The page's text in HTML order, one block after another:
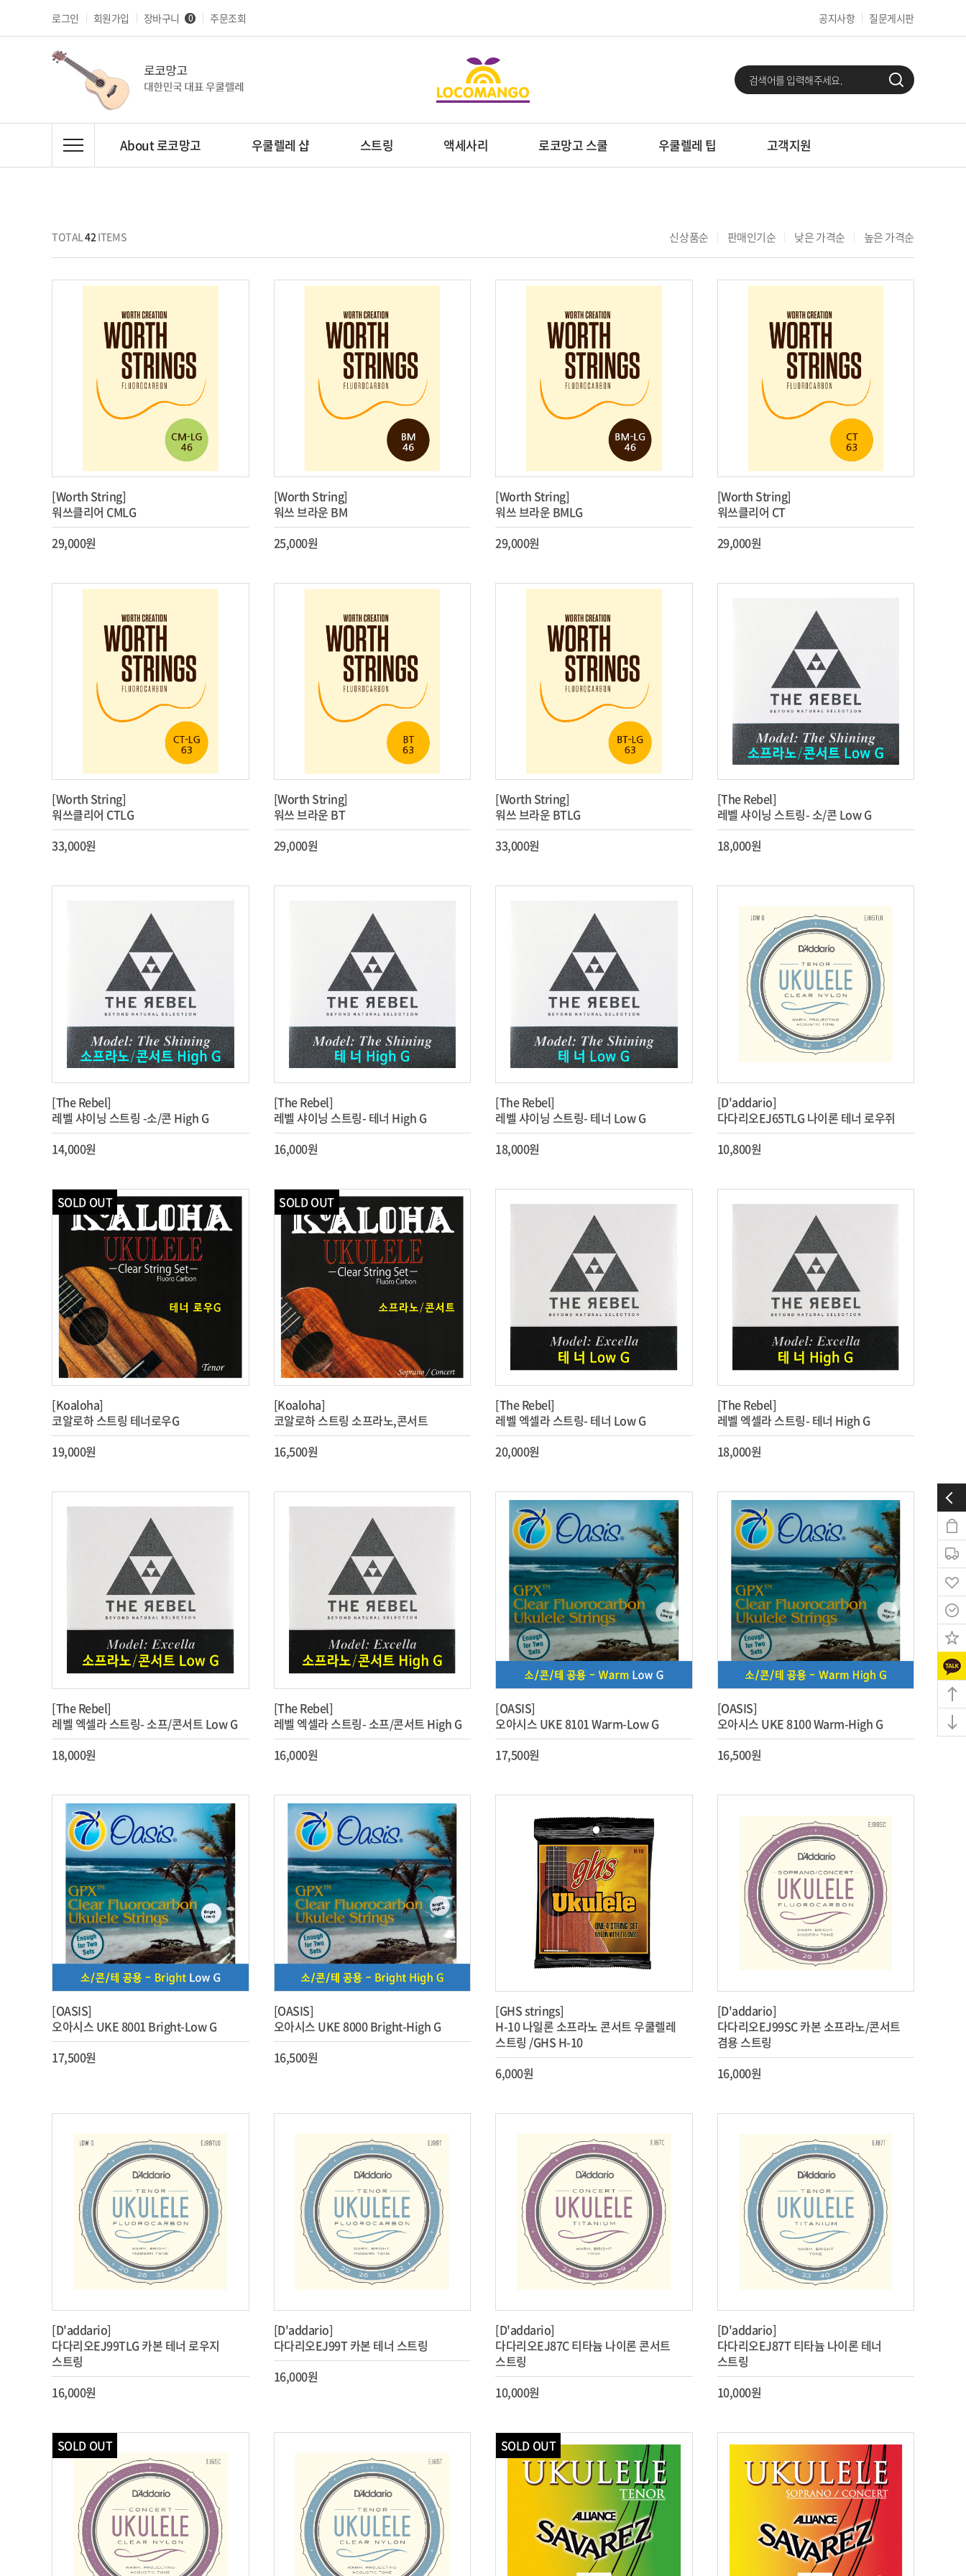
로그인 회원가입 장바구니 0 주문조회 공지사항 질문게시판
About 로코망고 우쿨렐레 샵 스트링 액세사리 로코망고 스쿨 우쿨렐레 팁 고객지원
TOTAL42 ITEMS 신상품순 판매인기순 낮은 가격순 높은 가격순
[Worth String]
워쓰클리어 CMLG
29,000원
[Worth String]
워쓰 브라운 BM
25,000원
[Worth String]
워쓰 브라운 BMLG
29,000원
[Worth String]
워쓰클리어 CT
29,000원
[Worth String]
워쓰클리어 CTLG
33,000원
[Worth String]
워쓰 브라운 BT
29,000원
[Worth String]
워쓰 브라운 BTLG
33,000원
[The Rebel]
레벨 샤이닝 스트링- 소/콘 Low G
18,000원
[The Rebel]
레벨 샤이닝 스트링 -소/콘 High G
14,000원
[The Rebel]
레벨 샤이닝 스트링- 테너 High G
16,000원
[The Rebel]
레벨 샤이닝 스트링- 테너 Low G
18,000원
[D'addario]
다다리오EJ65TLG 나이론 테너 로우쥐
10,800원
SOLD OUT
[Koaloha]
코알로하 스트링 테너로우G
19,000원
SOLD OUT
[Koaloha]
코알로하 스트링 소프라노,콘서트
16,500원
[The Rebel]
레벨 엑셀라 스트링- 테너 Low G
20,000원
[The Rebel]
레벨 엑셀라 스트링- 테너 High G
18,000원
[The Rebel]
레벨 엑셀라 스트링- 소프/콘서트 Low G
18,000원
[The Rebel]
레벨 엑셀라 스트링- 소프/콘서트 High G
16,000원
[OASIS]
오아시스 UKE 8101 Warm-Low G
17,500원
[OASIS]
오아시스 UKE 8100 Warm-High G
16,500원
[OASIS]
오아시스 UKE 8001 Bright-Low G
17,500원
[OASIS]
오아시스 UKE 8000 Bright-High G
16,500원
[GHS strings]
H-10 나일론 소프라노 콘서트 우쿨렐레
스트링 /GHS H-10
6,000원
[D'addario]
다다리오EJ99SC 카본 소프라노/콘서트
겸용 스트링
16,000원
[D'addario]
다다리오EJ99TLG 카본 테너 로우지
스트링
16,000원
[D'addario]
다다리오EJ99T 카본 테너 스트링
16,000원
[D'addario]
다다리오EJ87C 티타늄 나이론 콘서트
스트링
10,000원
[D'addario]
다다리오EJ87T 티타늄 나이론 테너
스트링
10,000원
SOLD OUT SOLD OUT